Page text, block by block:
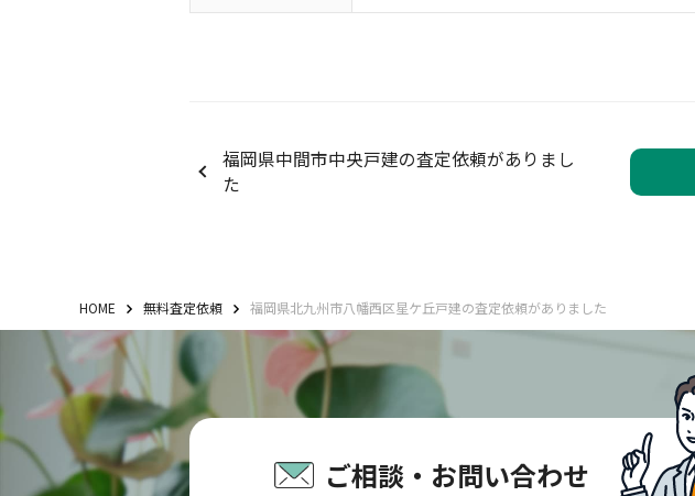
福岡県中間市中央戸建の査定依頼がありまし
た
HOME 無料査定依頼 福岡県北九州市八幡西区星ケ丘戸建の査定依頼がありました
ご相談・お問い合わせ